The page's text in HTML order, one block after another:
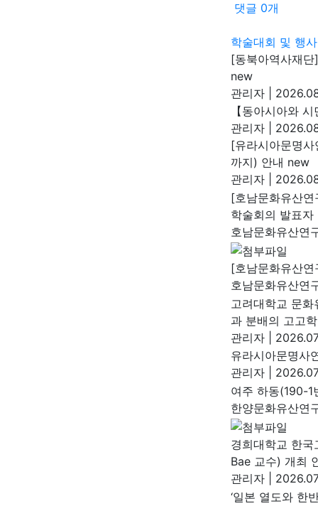
댓글 0개
학술대회 및 행사
[동북아역사재
new
관리자
【동아시아와
관리자
[유라시아문명
까지) 안내 new
관리자
[호남문화유산
학술회의 발표자
호남문화유산연
[호남문화유산
호남문화유산연
고려대학교 문
과 분배의 고고
관리자
유라시아문명사
관리자
여주 하동(190-1
한양문화유산연
경희대학교 한
Bae 교수) 개최
관리자
‘일본 열도와 한